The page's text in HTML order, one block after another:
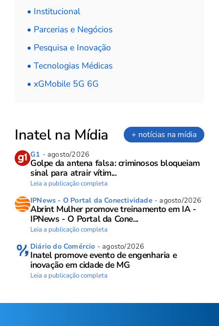
• Institucional
• Parcerias e Negócios
• Pesquisa e Inovação
• Tecnologias Médicas
• xGMobile 5G 6G
Inatel na Mídia + notícias na mídia
G1 - agosto/2026
Golpe da antena falsa: criminosos bloqueiam
sinal para atrair vítim...
Leia a publicação completa
IPNews - O Portal da Conectividade- agosto/2026
Abrint Mulher promove treinamento em IA -
IPNews - O Portal da Cone...
Leia a publicação completa
Diário do Comércio - agosto/2026
Inatel promove evento de engenharia e
inovação em cidade de MG
Leia a publicação completa